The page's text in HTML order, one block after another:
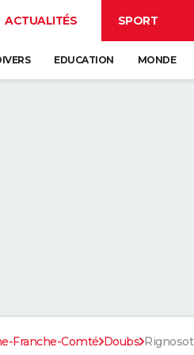
ACTUALITÉS SPORT
EDUCATION MONDE
Franche-Comté Doubs Rignosot